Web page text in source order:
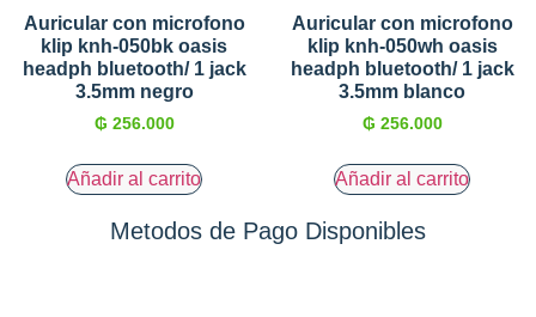
Auricular con microfono
klip knh-050bk oasis
headph bluetooth/ 1 jack
3.5mm negro
₲ 256.000
Añadir al carrito
Auricular con microfono
klip knh-050wh oasis
headph bluetooth/ 1 jack
3.5mm blanco
₲ 256.000
Añadir al carrito
Metodos de Pago Disponibles